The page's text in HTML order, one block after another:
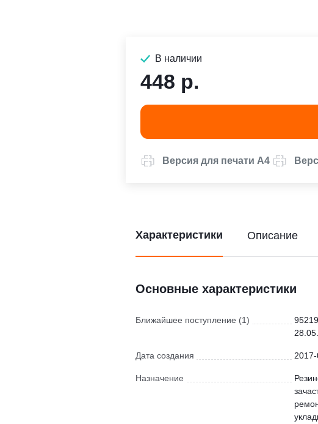
В наличии
448 р.
Версия для печати А4
Характеристики
Основные характеристики
Ближайшее поступление (1)
Дата создания
Назначение
Описание